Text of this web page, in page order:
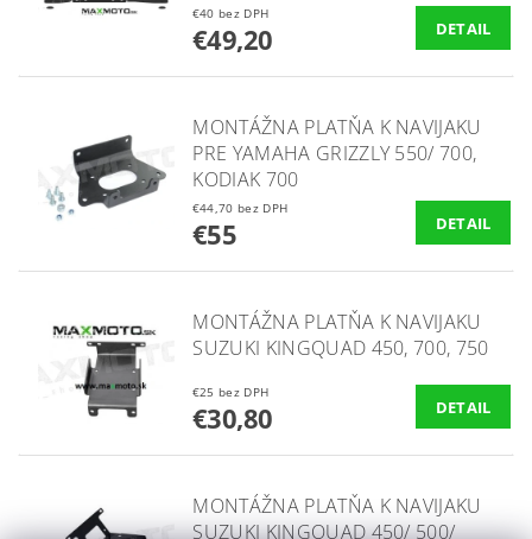
€40 bez DPH
€49,20 DETAIL
MONTÁŽNA PLATŇA K NAVIJAKU
PRE YAMAHA GRIZZLY 550/ 700,
KODIAK 700
€44,70 bez DPH
€55 DETAIL
MONTÁŽNA PLATŇA K NAVIJAKU
SUZUKI KINGQUAD 450, 700, 750
€25 bez DPH
€30,80 DETAIL
MONTÁŽNA PLATŇA K NAVIJAKU
SUZUKI KINGQUAD 450/ 500/